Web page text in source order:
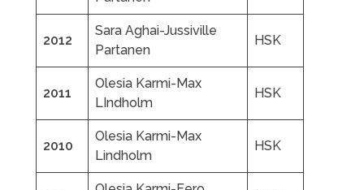
2012
Sara Aghai-Jussiville
Partanen
HSK
2011
Olesia Karmi-Max
LIndholm
HSK
2010
Olesia Karmi-Max
Lindholm
HSK